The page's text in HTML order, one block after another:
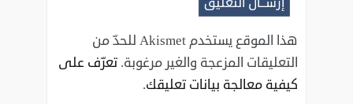
هذا الموقع يستخدم Akismet للحدّ من
التعليقات المزعجة والغير مرغوبة. تعرّف على
كيفية معالجة بيانات تعليقك.